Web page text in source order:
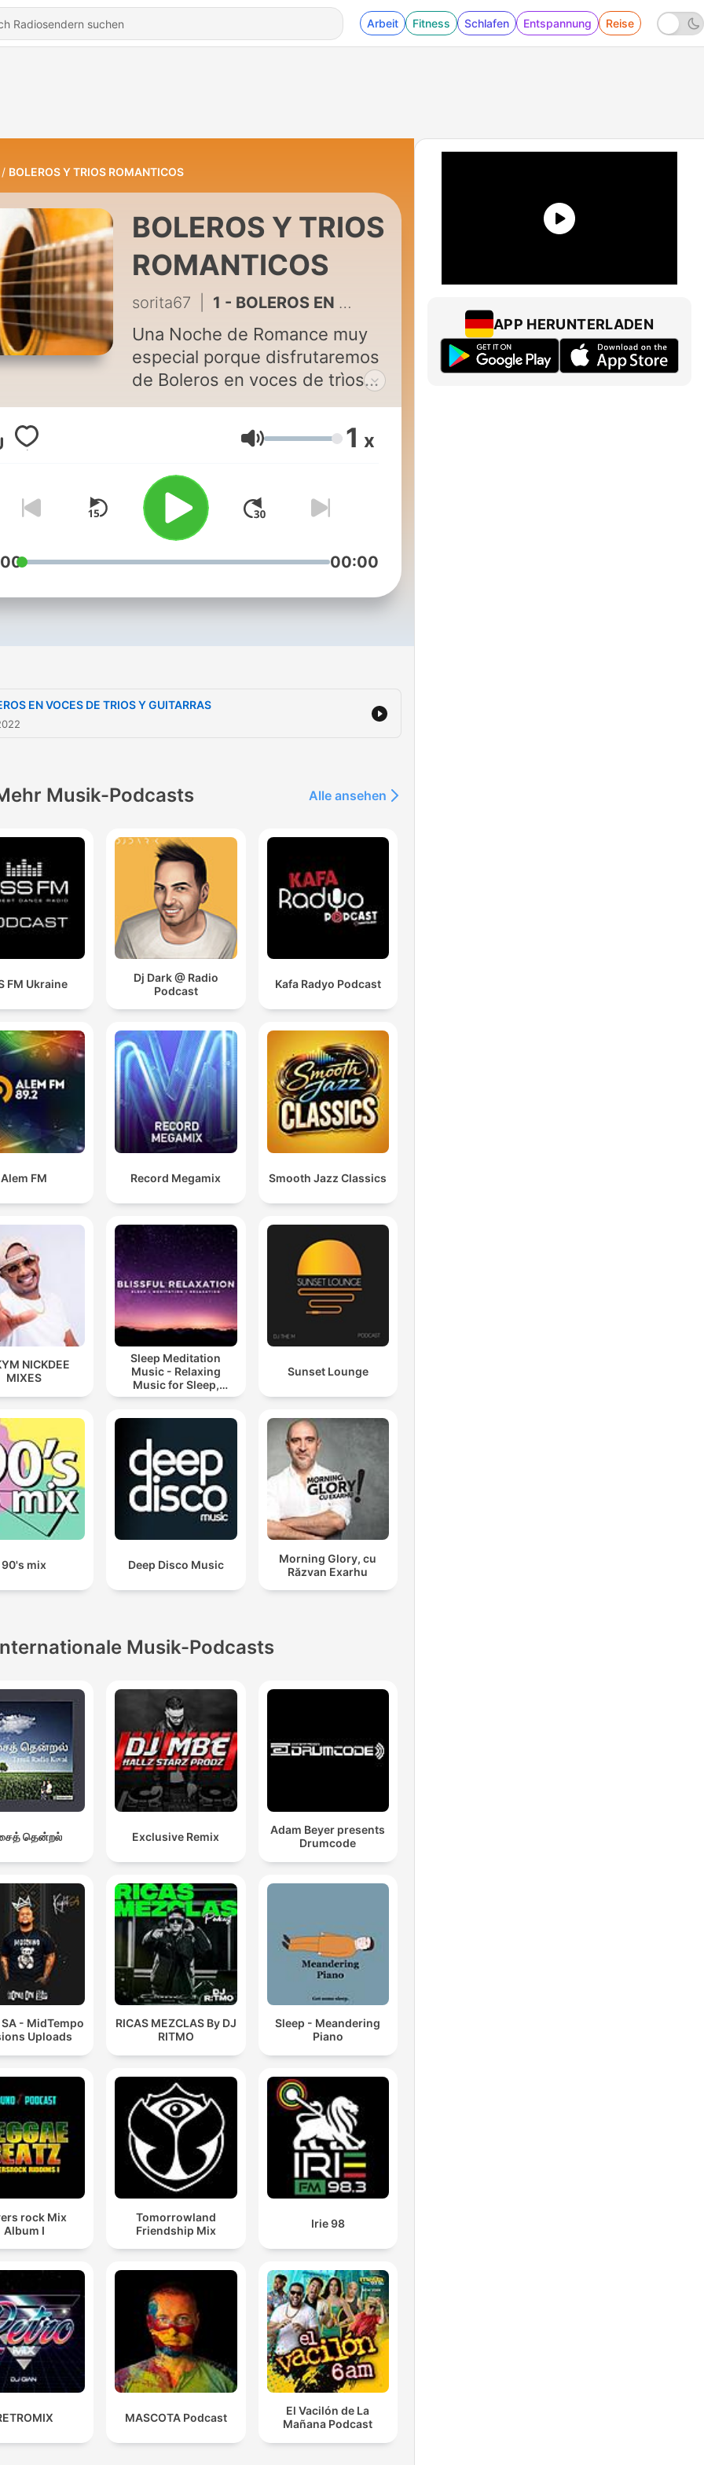
Arbeit Fitness Schlafen Entspannung Reise
BOLEROS Y TRIOS ROMANTICOS
BOLEROS Y TRIOS
ROMANTICOS
sorita67 1 - BOLEROS EN VOCES DE TRIOS Y GUITARRAS
Una Noche de Romance muy
especial porque disfrutaremos
de Boleros en voces de trìos
romànticos, acordes de
guitarras y sus voces
disfrutes de Boleros y algo
más con Soraima aquí en Ivoox
Y para que ubiques la
aplicación en Play Store de
SoritaRadio.
Lautstärke 1 x
00:00
EN VOCES DE TRIOS Y GUITARRAS
Musik-Podcasts Alle ansehen
FM Ukraine
Dj Dark @ Radio
Podcast
Kafa Radyo Podcast
Alem FM Record Megamix Smooth Jazz Classics
NICKDEE
MIXES
Sleep Meditation
Music - Relaxing
Music for Sleep,
Meditation &
Sunset Lounge
90's mix Deep Disco Music
Morning Glory, cu
Răzvan Exarhu
Musik-Podcasts
தென்றல் Exclusive Remix
Adam Beyer presents
Drumcode
- MidTempo
Uploads
RICAS MEZCLAS By DJ
RITMO
Sleep - Meandering
Piano
rock Mix
Album I
Tomorrowland
Friendship Mix
Irie 98
MASCOTA Podcast
El Vacilón de La
Mañana Podcast
APP HERUNTERLADEN